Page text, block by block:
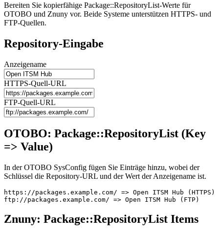
Bereiten Sie kopierfähige Package::RepositoryList-Werte für
OTOBO und Znuny vor. Beide Systeme unterstützen HTTPS- und
FTP-Quellen.
Repository-Eingabe
Anzeigename
HTTPS-Quell-URL
FTP-Quell-URL
OTOBO: Package::RepositoryList (Key
=> Value)
In der OTOBO SysConfig fügen Sie Einträge hinzu, wobei der
Schlüssel die Repository-URL und der Wert der Anzeigename ist.
https://packages.example.com/ => Open ITSM Hub (HTTPS)
ftp://packages.example.com/ => Open ITSM Hub (FTP)
Znuny: Package::RepositoryList Items